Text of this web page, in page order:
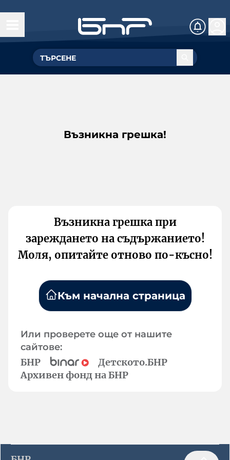
Възникна грешка!
Възникна грешка при
зареждането на съдържанието!
Моля, опитайте отново по-късно!
Към начална страница
Или проверете още от нашите
сайтове:
БНР
Детското.БНР
Архивен фонд на БНР